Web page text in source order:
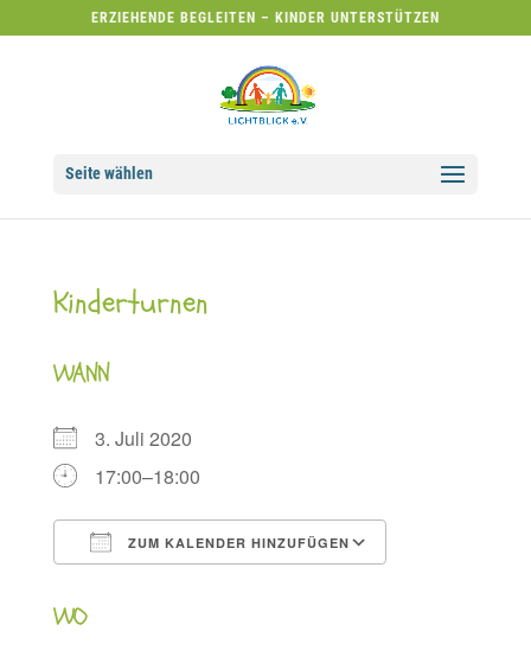
ERZIEHENDE BEGLEITEN – KINDER UNTERSTÜTZEN
Seite wählen
Kinderturnen
WANN
3. Juli 2020
17:00–18:00
ZUM KALENDER HINZUFÜGEN
WO